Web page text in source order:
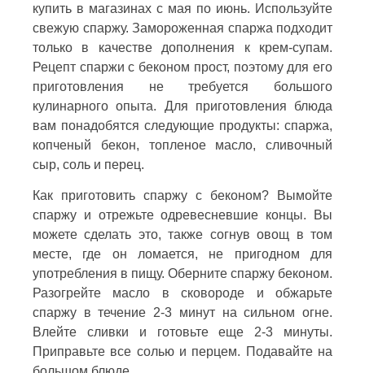
купить в магазинах с мая по июнь. Используйте
свежую спаржу. Замороженная спаржа подходит
только в качестве дополнения к крем-супам.
Рецепт спаржи с беконом прост, поэтому для его
приготовления не требуется большого
кулинарного опыта. Для приготовления блюда
вам понадобятся следующие продукты: спаржа,
копченый бекон, топленое масло, сливочный
сыр, соль и перец.
Как приготовить спаржу с беконом? Вымойте
спаржу и отрежьте одревесневшие концы. Вы
можете сделать это, также согнув овощ в том
месте, где он ломается, не пригодном для
употребления в пищу. Оберните спаржу беконом.
Разогрейте масло в сковороде и обжарьте
спаржу в течение 2-3 минут на сильном огне.
Влейте сливки и готовьте еще 2-3 минуты.
Приправьте все солью и перцем. Подавайте на